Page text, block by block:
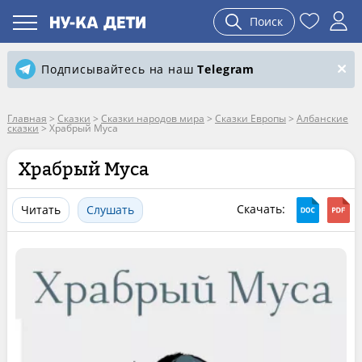
Поиск
Подписывайтесь на нашTelegram
Главная > Сказки > Сказки народов мира > Сказки Европы > Албанские
сказки>Храбрый Муса
Храбрый Муса
Читать Слушать Скачать: